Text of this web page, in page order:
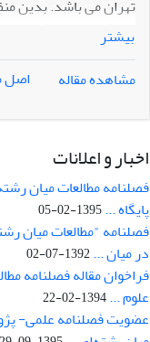
اول که بیان می
معکوس و معنی دار
مبنی بر این که می
مستقیم و معنی دار
افزایش (کاهش) خطای
بیشتر
مشاهده مقاله
اصل
اخبار و اعلانات
فصلنامه مطالعات میان
پایگاه ...1395-02-05
فصلنامه "مطالعات میان
در میان ...1392-07-02
فراخوان مقاله فصلنامه
علوم ...1394-02-22
عضویت فصلنامه علمی-